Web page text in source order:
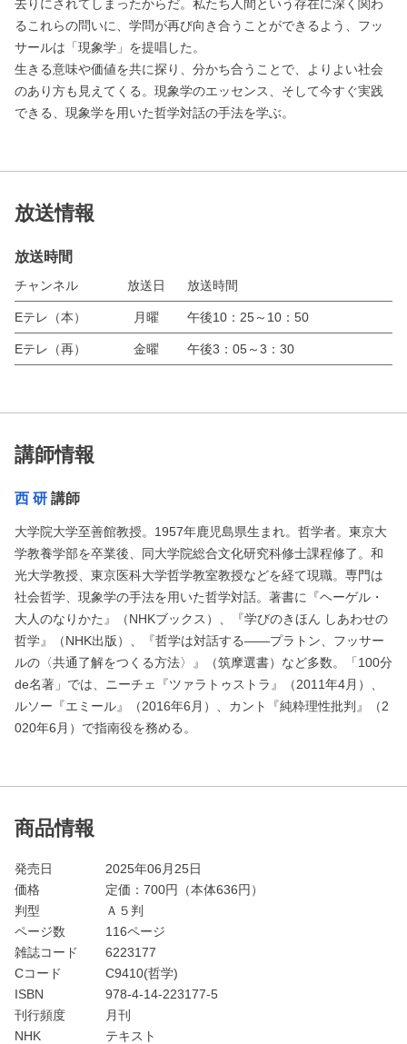
去りにされてしまったからだ。私たち人間という存在に深く関わ
るこれらの問いに、学問が再び向き合うことができるよう、フッ
サールは「現象学」を提唱した。
生きる意味や価値を共に探り、分かち合うことで、よりよい社会
のあり方も見えてくる。現象学のエッセンス、そして今すぐ実践
できる、現象学を用いた哲学対話の手法を学ぶ。
放送情報
放送時間
チャンネル 放送日 放送時間
Eテレ（本） 月曜 午後10：25～10：50
Eテレ（再） 金曜 午後3：05～3：30
講師情報
西 研 講師
大学院大学至善館教授。1957年鹿児島県生まれ。哲学者。東京大
学教養学部を卒業後、同大学院総合文化研究科修士課程修了。和
光大学教授、東京医科大学哲学教室教授などを経て現職。専門は
社会哲学、現象学の手法を用いた哲学対話。著書に『ヘーゲル・
大人のなりかた』（NHKブックス）、『学びのきほん しあわせの
哲学』（NHK出版）、『哲学は対話する――プラトン、フッサー
ルの〈共通了解をつくる方法〉』（筑摩選書）など多数。「100分
de名著」では、ニーチェ『ツァラトゥストラ』（2011年4月）、
ルソー『エミール』（2016年6月）、カント『純粋理性批判』（2
020年6月）で指南役を務める。
商品情報
発売日
2025年06月25日
価格
定価： 700円（本体636円）
判型
Ａ５判
ページ数
116ページ
雑誌コード
6223177
Cコード
C9410(哲学)
ISBN
978-4-14-223177-5
刊行頻度
月刊
NHK
テキスト